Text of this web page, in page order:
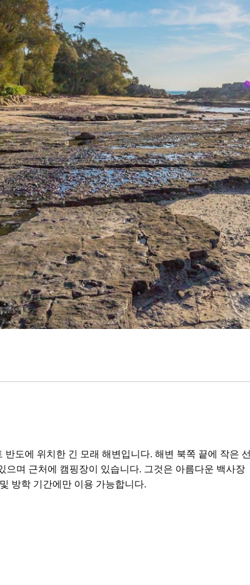
도에 위치한 긴 모래 해변입니다. 해변 북쪽 끝에 작은 선
으며 근처에 캠핑장이 있습니다. 그것은 아름다운 백사장
방학 기간에만 이용 가능합니다.
으며 근처에 캠핑장이 있습니다.